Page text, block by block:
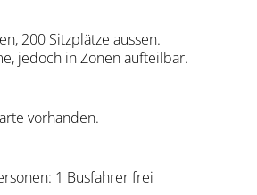
200 Sitzplätze aussen.
jedoch in Zonen aufteilbar.
vorhanden.
1 Busfahrer frei